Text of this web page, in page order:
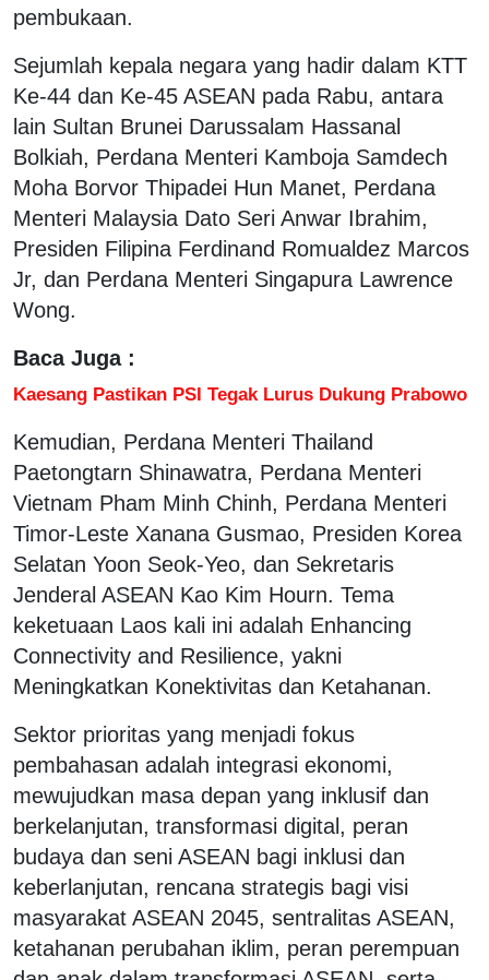
pembukaan.
Sejumlah kepala negara yang hadir dalam KTT
Ke-44 dan Ke-45 ASEAN pada Rabu, antara
lain Sultan Brunei Darussalam Hassanal
Bolkiah, Perdana Menteri Kamboja Samdech
Moha Borvor Thipadei Hun Manet, Perdana
Menteri Malaysia Dato Seri Anwar Ibrahim,
Presiden Filipina Ferdinand Romualdez Marcos
Jr, dan Perdana Menteri Singapura Lawrence
Wong.
Baca Juga :
Kaesang Pastikan PSI Tegak Lurus Dukung Prabowo
Kemudian, Perdana Menteri Thailand
Paetongtarn Shinawatra, Perdana Menteri
Vietnam Pham Minh Chinh, Perdana Menteri
Timor-Leste Xanana Gusmao, Presiden Korea
Selatan Yoon Seok-Yeo, dan Sekretaris
Jenderal ASEAN Kao Kim Hourn. Tema
keketuaan Laos kali ini adalah Enhancing
Connectivity and Resilience, yakni
Meningkatkan Konektivitas dan Ketahanan.
Sektor prioritas yang menjadi fokus
pembahasan adalah integrasi ekonomi,
mewujudkan masa depan yang inklusif dan
berkelanjutan, transformasi digital, peran
budaya dan seni ASEAN bagi inklusi dan
keberlanjutan, rencana strategis bagi visi
masyarakat ASEAN 2045, sentralitas ASEAN,
ketahanan perubahan iklim, peran perempuan